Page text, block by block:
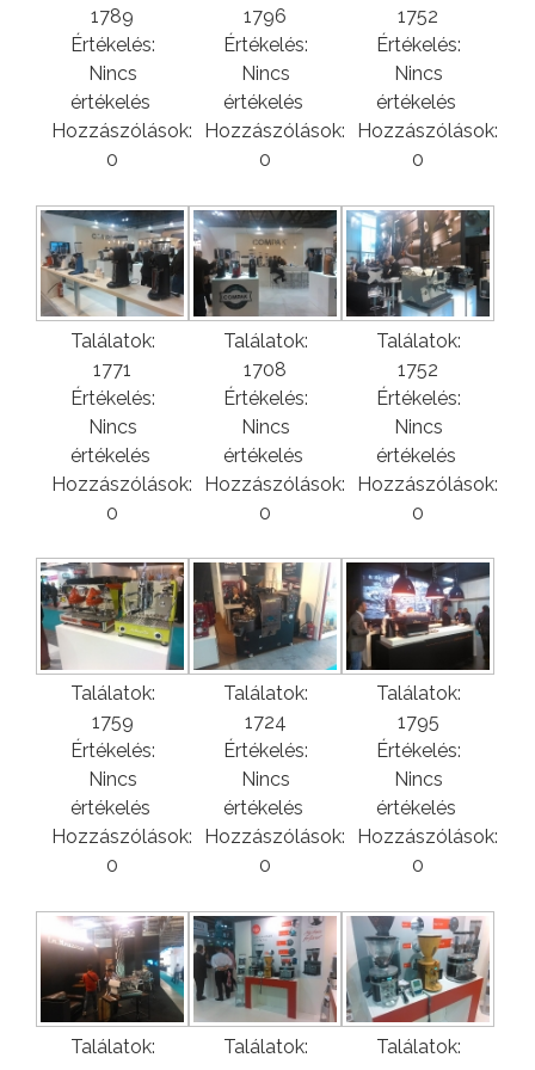
1789
Értékelés:
Nincs
értékelés
Hozzászólások:
0
1796
Értékelés:
Nincs
értékelés
Hozzászólások:
0
1752
Értékelés:
Nincs
értékelés
Hozzászólások:
0
Találatok:
1771
Értékelés:
Nincs
értékelés
Hozzászólások:
0
Találatok:
1708
Értékelés:
Nincs
értékelés
Hozzászólások:
0
Találatok:
1752
Értékelés:
Nincs
értékelés
Hozzászólások:
0
Találatok:
1759
Értékelés:
Nincs
értékelés
Hozzászólások:
0
Találatok:
1724
Értékelés:
Nincs
értékelés
Hozzászólások:
0
Találatok:
1795
Értékelés:
Nincs
értékelés
Hozzászólások:
0
Találatok:
Találatok:
Találatok: